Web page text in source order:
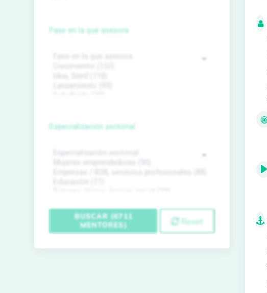
Fase en la que asesora
Especialización sectorial
BUSCAR (6711
MENTORES)
Reset